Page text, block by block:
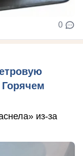
0
из-за